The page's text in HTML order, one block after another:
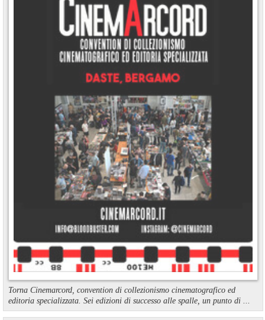
Torna Cinemarcord, convention di collezionismo cinematografico ed
editoria specializzata. Sei edizioni di successo alle spalle, un punto di ...